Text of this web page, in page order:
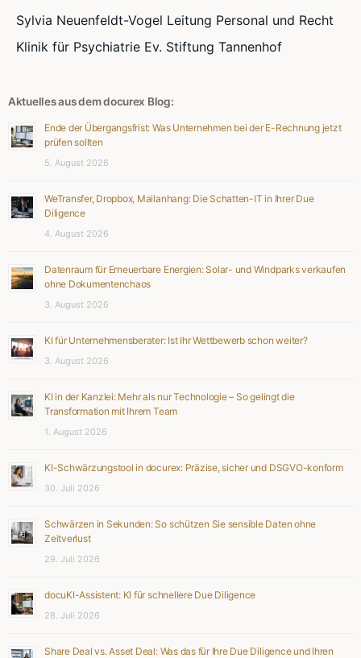
Sylvia Neuenfeldt-Vogel Leitung Personal und Recht
Klinik für Psychiatrie Ev. Stiftung Tannenhof
Aktuelles aus dem docurex Blog:
Ende der Übergangsfrist: Was Unternehmen bei der E-Rechnung jetzt
prüfen sollten
5. August 2026
WeTransfer, Dropbox, Mailanhang: Die Schatten-IT in Ihrer Due
Diligence
4. August 2026
Datenraum für Erneuerbare Energien: Solar- und Windparks verkaufen
ohne Dokumentenchaos
3. August 2026
KI für Unternehmensberater: Ist Ihr Wettbewerb schon weiter?
3. August 2026
KI in der Kanzlei: Mehr als nur Technologie – So gelingt die
Transformation mit Ihrem Team
1. August 2026
KI-Schwärzungstool in docurex: Präzise, sicher und DSGVO-konform
30. Juli 2026
Schwärzen in Sekunden: So schützen Sie sensible Daten ohne
Zeitverlust
29. Juli 2026
docuKI-Assistent: KI für schnellere Due Diligence
28. Juli 2026
Share Deal vs. Asset Deal: Was das für Ihre Due Diligence und Ihren